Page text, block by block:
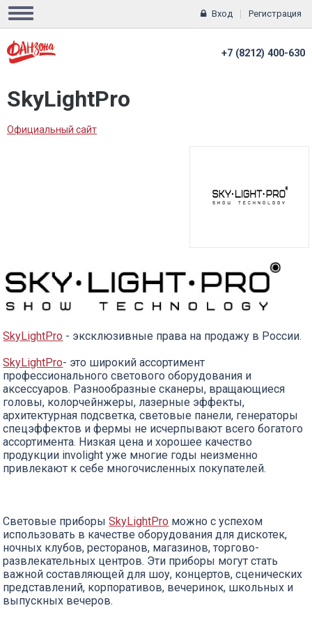
Вход Регистрация
+7 (8212) 400-630
SkyLightPro
Официальный сайт
SkyLightPro - эксклюзивные права на продажу в России.
SkyLightPro- это широкий ассортимент
профессионального светового оборудования и
аксессуаров. Разнообразные сканеры, вращающиеся
головы, колорчейнжеры, лазерные эффекты,
архитектурная подсветка, световые панели, генераторы
спецэффектов и фермы не исчерпывают всего богатого
ассортимента. Низкая цена и хорошее качество
продукции involight уже многие годы неизменно
привлекают к себе многочисленных покупателей.
Световые приборыSkyLightPro можно с успехом
использовать в качестве оборудования для дискотек,
ночных клубов, ресторанов, магазинов, торгово-
развлекательных центров. Эти приборы могут стать
важной составляющей для шоу, концертов, сценических
представлений, корпоративов, вечеринок, школьных и
выпускных вечеров.